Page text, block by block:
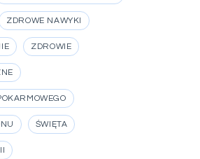
ZDROWE NAWYKI
ZDROWIE
ŚWIĘTA